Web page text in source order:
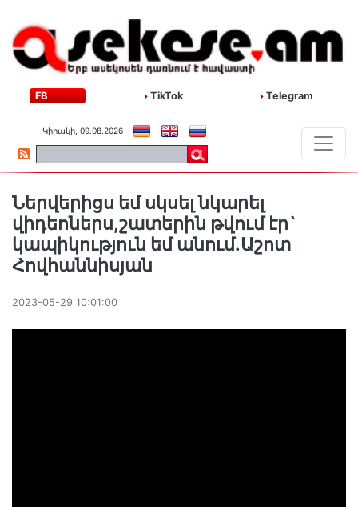
FB TikTok Telegram
Կիրակի, 09.08.2026
Ներվերիցս եմ սկսել նկարել
վիդեոներս,շատերին թվում էր`
կապիկություն եմ անում.Աշոտ
Հովհաննիսյան
2023-05-29 10:01:00